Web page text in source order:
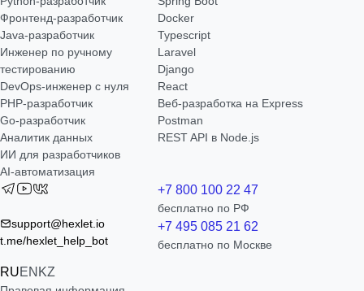
Фронтенд-разработчик
Java-разработчик
Инженер по ручному
тестированию
DevOps-инженер с нуля
РНР-разработчик
Go-разработчик
Аналитик данных
ИИ для разработчиков
AI-автоматизация
Docker
Typescript
Laravel
Django
React
Веб-разработка на Express
Postman
REST API в Node.js
support@hexlet.io
t.me/hexlet_help_bot
RUEN KZ
+7 800 100 22 47
бесплатно по РФ
+7 495 085 21 62
бесплатно по Москве